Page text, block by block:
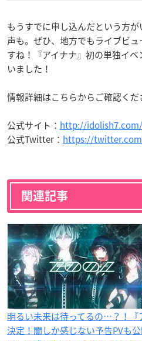
もうすでに申し込んだという方
声も。ぜひ、地方でもライブビ
すね！『アイナナ』初の単独イ
いました！
情報詳細はこちらからご確認くだ
公式サイト： http://idolish7.com/
公式Twitter： https://
関連記事
明るい未来は待ってるの…？！『
決定！闇しか感じない予告PVも公